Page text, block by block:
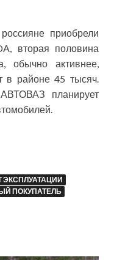
приобрели
вторая половина
обычно активнее,
в районе 45 тысяч.
планирует
ЭКСПЛУАТАЦИИ
ПОКУПАТЕЛЬ